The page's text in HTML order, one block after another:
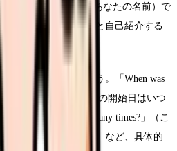
こんにちは、私は（あなたの名前）で
当する助産師です）と自己紹介する
くことができます。
質問を心がけましょう。「When was
period?」（最終月経の開始日はいつ
before? How many times?」（こ
すか？何回ですか？）など、具体的